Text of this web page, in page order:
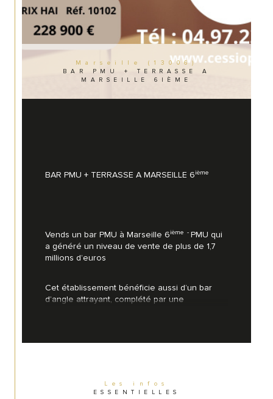
Marseille (13006)
BAR PMU + TERRASSE A
MARSEILLE 6IÈME
Les infos
ESSENTIELLES
BAR PMU + TERRASSE A MARSEILLE 6ième
Vends un bar PMU à Marseille 6ième  - PMU qui
a généré un niveau de vente de plus de 1,7
millions d’euros
Cet établissement bénéficie aussi d’un bar
d’angle attrayant, complété par une
Pas de gros travaux à prévoir